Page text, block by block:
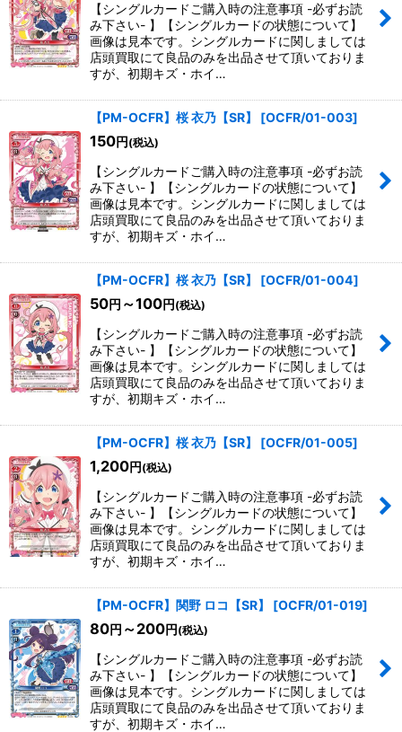
【シングルカードご購入時の注意事項 -必ずお読
み下さい- 】【シングルカードの状態について】
画像は見本です。シングルカードに関しましては
店頭買取にて良品のみを出品させて頂いておりま
すが、初期キズ・ホイ…
【PM-OCFR】桜 衣乃【SR】 [OCFR/01-003]
150円 (税込)
【シングルカードご購入時の注意事項 -必ずお読
み下さい- 】【シングルカードの状態について】
画像は見本です。シングルカードに関しましては
店頭買取にて良品のみを出品させて頂いておりま
すが、初期キズ・ホイ…
【PM-OCFR】桜 衣乃【SR】 [OCFR/01-004]
50円 ～100円 (税込)
【シングルカードご購入時の注意事項 -必ずお読
み下さい- 】【シングルカードの状態について】
画像は見本です。シングルカードに関しましては
店頭買取にて良品のみを出品させて頂いておりま
すが、初期キズ・ホイ…
【PM-OCFR】桜 衣乃【SR】 [OCFR/01-005]
1,200円 (税込)
【シングルカードご購入時の注意事項 -必ずお読
み下さい- 】【シングルカードの状態について】
画像は見本です。シングルカードに関しましては
店頭買取にて良品のみを出品させて頂いておりま
すが、初期キズ・ホイ…
【PM-OCFR】関野 ロコ【SR】 [OCFR/01-019]
80円 ～200円 (税込)
【シングルカードご購入時の注意事項 -必ずお読
み下さい- 】【シングルカードの状態について】
画像は見本です。シングルカードに関しましては
店頭買取にて良品のみを出品させて頂いておりま
すが、初期キズ・ホイ…